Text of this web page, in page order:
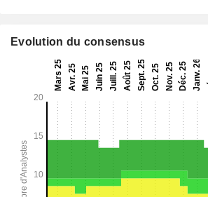
Evolution du consensus